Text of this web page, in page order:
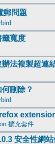
郵問題
籤寬度
法複製超連
刪除？
擴充套件
安全性網